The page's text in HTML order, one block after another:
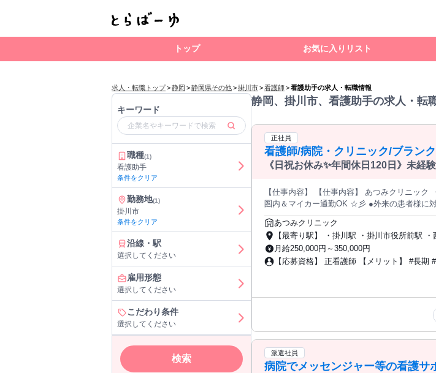
トップ お気に入りリスト
求人・転職トップ>静岡 >静岡県その他>掛川市>看護師>看護助手の求人・転職情報
キーワード
職種(1)
看護助手
条件をクリア
勤務地(1)
掛川市
条件をクリア
沿線・駅
選択してください
雇用形態
選択してください
こだわり条件
選択してください
検索
静岡、掛川市、看護助手の求人・転
正社員
看護師/病院・クリニック/ブラン
《日祝お休み✨年間休日120日》未経
【仕事内容】 【仕事内容】 あつみクリニッ
圏内＆マイカー通勤OK ☆彡 ●外来の患者様に対して注射など基本的な看護業務を行っていただきます。 ●残業は月6時
間程度と少なく、ご自身の時間もしっかり確
化を迎えても長く働ける環境です◎ 整形外科、
ク」にて正看護師さんを募集しています。 大変キレイなクリニックで設備も充実していますので、スタッフさんも快適
に勤務していただけます。 日祝が固定お休みで年間休日120日◎ワークライフバランスを重視したい方にもオススメの
求人です。 経験の有無は問わず、チャレンジ精神旺盛で前向きな方をお人柄重視で採用されます♪ ご興味をお持ちの方
あつみクリニック
【最寄り駅】 ・掛川駅 ・掛川市役所前駅 ・
月給250,000円～350,000円
【応募資格】 正看護師 【メリット】 #長期 #学歴不問 #経験者歓迎 #ブランクOK #昇
派遣社員
病院でメッセンジャー等の看護サ